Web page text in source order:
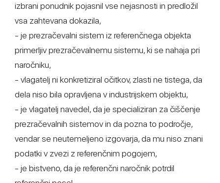
izbrani ponudnik pojasnil vse nejasnosti in predložil
vsa zahtevana dokazila,
- je prezračevalni sistem iz referenčnega objekta
primerljiv prezračevalnemu sistemu, ki se nahaja pri
naročniku,
- vlagatelj ni konkretiziral očitkov, zlasti ne tistega, da
dela niso bila opravljena v industrijskem objektu,
- je vlagatelj navedel, da je specializiran za čiščenje
prezračevalnih sistemov in da pozna to področje,
vendar se neutemeljeno izgovarja, da mu niso znani
podatki v zvezi z referenčnim pogojem,
- je bistveno, da je referenčni naročnik potrdil